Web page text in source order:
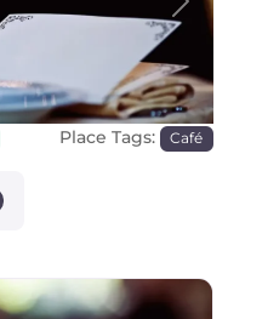
Prochaine
Place Tags: Café